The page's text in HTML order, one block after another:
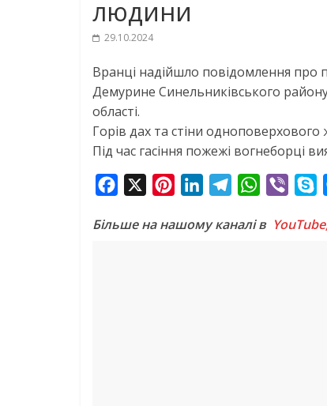
людини
29.10.2024
Вранці надійшло повідомлення про
Демурине Синельниківського
області.
Горів дах та стіни
Під час гасіння пожежі вогнеборці
c
n
n
l
W
a
b
y
Більше на нашому каналі в